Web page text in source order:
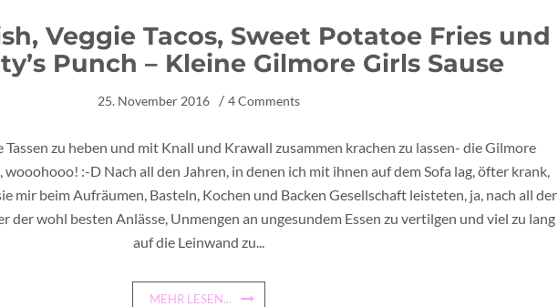
Veggie Tacos, Sweet Potatoe Fries und
Punch – Kleine Gilmore Girls Sause
25. November 2016 4 Comments
Tassen zu heben und mit Knall und Krawall zusammen krachen zu lassen- die Gilmore
:-D Nach all den Jahren, in denen ich mit ihnen auf dem Sofa lag, öfter krank,
mir beim Aufräumen, Basteln, Kochen und Backen Gesellschaft leisteten, ja, nach all der
der wohl besten Anlässe, Unmengen an ungesundem Essen zu vertilgen und viel zu lang
auf die Leinwand zu...
MEHR LESEN...